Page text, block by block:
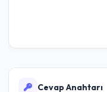
Cevap Anahtarı